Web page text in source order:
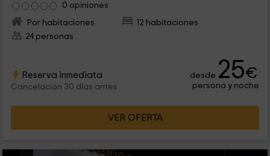
0 opiniones
Por habitaciones
12 habitaciones
24 personas
Reserva inmediata
Cancelación 30 días antes
desde 25€
persona y noche
VER OFERTA